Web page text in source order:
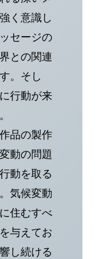
く意識し
セージの
との関連
。そし
行動が来
品の製作
動の問題
動を取る
気候変動
住むすべ
与えてお
し続ける